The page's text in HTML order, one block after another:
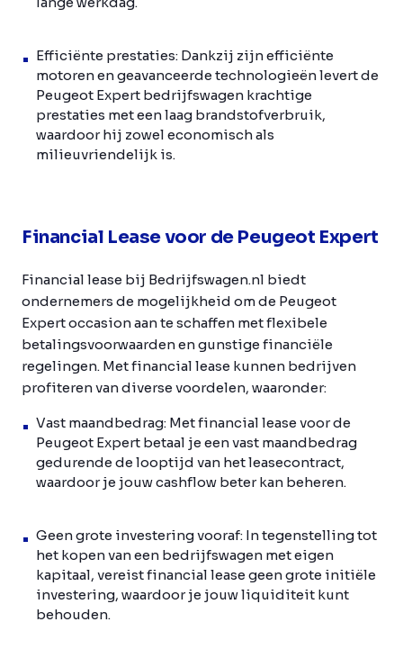
Efficiënte prestaties: Dankzij zijn efficiënte
motoren en geavanceerde technologieën levert de
Peugeot Expert bedrijfswagen krachtige
prestaties met een laag brandstofverbruik,
waardoor hij zowel economisch als
milieuvriendelijk is.
Financial Lease voor de Peugeot Expert
Financial lease bij Bedrijfswagen.nl biedt
ondernemers de mogelijkheid om de Peugeot
Expert occasion aan te schaffen met flexibele
betalingsvoorwaarden en gunstige financiële
regelingen. Met financial lease kunnen bedrijven
profiteren van diverse voordelen, waaronder:
Vast maandbedrag: Met financial lease voor de
Peugeot Expert betaal je een vast maandbedrag
gedurende de looptijd van het leasecontract,
waardoor je jouw cashflow beter kan beheren.
Geen grote investering vooraf: In tegenstelling tot
het kopen van een bedrijfswagen met eigen
kapitaal, vereist financial lease geen grote initiële
investering, waardoor je jouw liquiditeit kunt
behouden.